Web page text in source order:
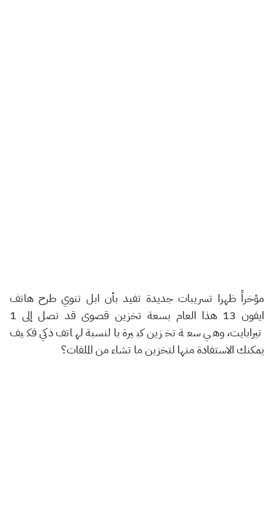
مؤخراً ظهرا تسريبات جديدة تفيد بأن ابل تنوي طرح هاتف
ايفون 13 هذا العام بسعة تخزين قصوى قد تصل إلى 1
تيرابايت، وهي سعة تخزين كبيرة بالنسبة لهاتف ذكي فكيف
يمكنك الاستفادة منها لتخزين ما تشاء من الملفات؟